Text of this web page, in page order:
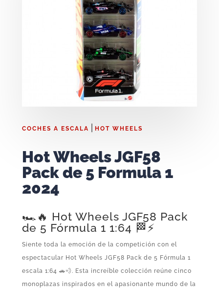
COCHES A ESCALA HOT WHEELS
Hot Wheels JGF58
Pack de 5 Formula 1
2024
🏎️🔥 Hot Wheels JGF58 Pack
de 5 Fórmula 1 1:64 🏁⚡
Siente toda la emoción de la competición con el
espectacular Hot Wheels JGF58 Pack de 5 Fórmula 1
escala 1:64 🚗💨. Esta increíble colección reúne cinco
monoplazas inspirados en el apasionante mundo de la